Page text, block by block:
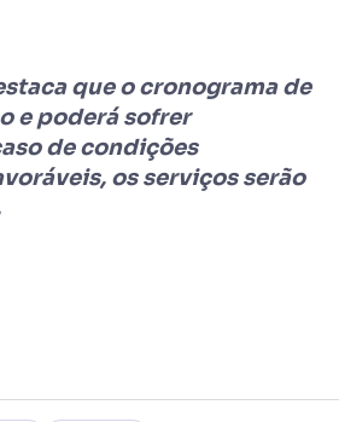
que o cronograma de
e poderá sofrer
de condições
os serviços serão